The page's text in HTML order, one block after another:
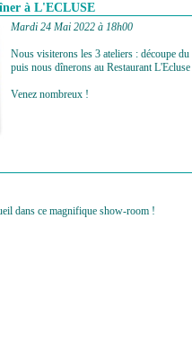
à L'ECLUSE
Mardi 24 Mai 2022 à 18h00
Nous visiterons les 3 ateliers : découpe
puis nous dînerons au Restaurant
Venez nombreux !
dans ce magnifique show-room !